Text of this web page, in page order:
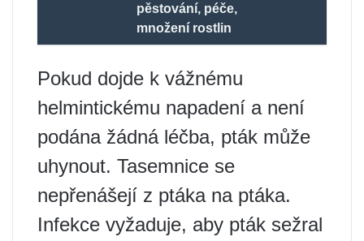
pěstování, péče,
množení rostlin
Pokud dojde k vážnému
helmintickému napadení a není
podána žádná léčba, pták může
uhynout. Tasemnice se
nepřenášejí z ptáka na ptáka.
Infekce vyžaduje, aby pták sežral